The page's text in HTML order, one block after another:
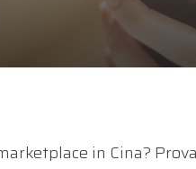
in Cina? Prova